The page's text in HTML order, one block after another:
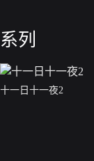
系列
十一日十一夜2